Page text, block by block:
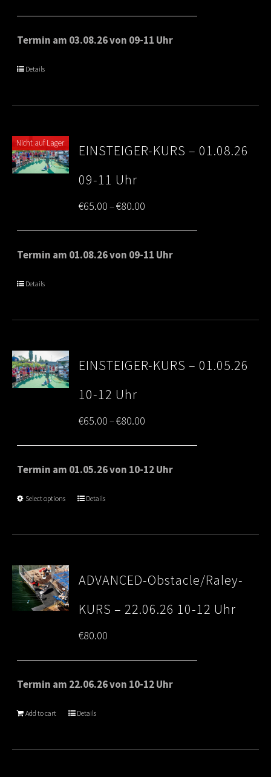
range:
€65.00
Termin am 03.08.26 von 09-11 Uhr
Details
Nicht auf Lager
EINSTEIGER-KURS – 01.08.26
09-11 Uhr
€65.00–€80.00
range:
€65.00
Termin am 01.08.26 von 09-11 Uhr
Details
EINSTEIGER-KURS – 01.05.26
10-12 Uhr
€65.00–€80.00
range:
€65.00
Termin am 01.05.26 von 10-12 Uhr
Select options Details
ADVANCED-Obstacle/Raley-
KURS – 22.06.26 10-12 Uhr
€80.00
Termin am 22.06.26 von 10-12 Uhr
Add to cart Details